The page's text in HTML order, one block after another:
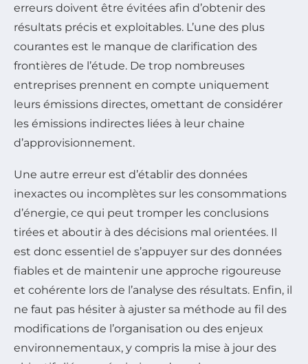
erreurs doivent être évitées afin d’obtenir des
résultats précis et exploitables. L’une des plus
courantes est le manque de clarification des
frontières de l’étude. De trop nombreuses
entreprises prennent en compte uniquement
leurs émissions directes, omettant de considérer
les émissions indirectes liées à leur chaine
d’approvisionnement.
Une autre erreur est d’établir des données
inexactes ou incomplètes sur les consommations
d’énergie, ce qui peut tromper les conclusions
tirées et aboutir à des décisions mal orientées. Il
est donc essentiel de s’appuyer sur des données
fiables et de maintenir une approche rigoureuse
et cohérente lors de l’analyse des résultats. Enfin, il
ne faut pas hésiter à ajuster sa méthode au fil des
modifications de l’organisation ou des enjeux
environnementaux, y compris la mise à jour des